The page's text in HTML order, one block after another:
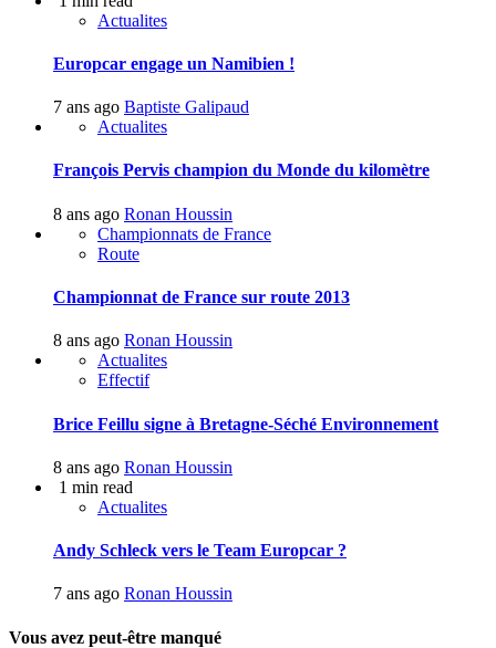
Actualites
Europcar engage un Namibien !
7 ans ago Baptiste Galipaud
Actualites
François Pervis champion du Monde du kilomètre
8 ans ago Ronan Houssin
Championnats de France
Route
Championnat de France sur route 2013
8 ans ago Ronan Houssin
Actualites
Effectif
Brice Feillu signe à Bretagne-Séché Environnement
8 ans ago Ronan Houssin
1 min read
Actualites
Andy Schleck vers le Team Europcar ?
7 ans ago Ronan Houssin
Vous avez peut-être manqué